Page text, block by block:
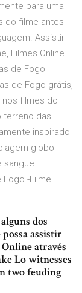
para uma
do filme antes
Assistir
Filmes Online
de Fogo
de Fogo grátis,
filmes do
terreno das
inspirado
globo-
sangue
-Filme
dos
assistir
através
Lo witnesses
two feuding